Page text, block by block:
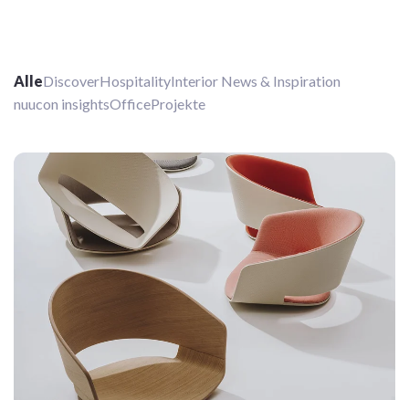
AlleDiscoverHospitalityInterior News & Inspiration
nuucon insightsOfficeProjekte